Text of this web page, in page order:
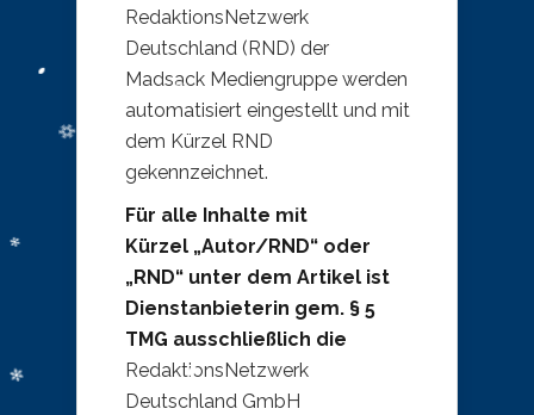
RedaktionsNetzwerk
Deutschland (RND) der
Madsack Mediengruppe werden
automatisiert eingestellt und mit
dem Kürzel RND
gekennzeichnet.
Für alle Inhalte mit
Kürzel „Autor/RND“ oder
„RND“ unter dem Artikel ist
Dienstanbieterin gem. § 5
TMG ausschließlich die
RedaktionsNetzwerk
Deutschland GmbH